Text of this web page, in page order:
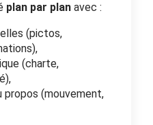
plan par plan avec :
(pictos,
(charte,
propos (mouvement,